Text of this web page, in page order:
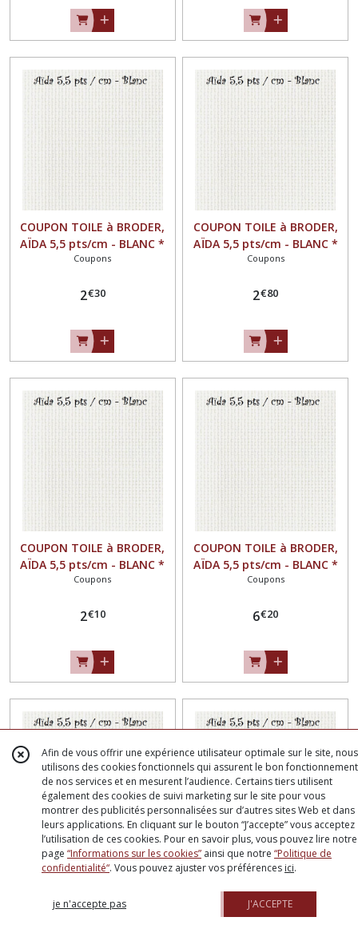
COUPON TOILE à BRODER,
AÏDA 5,5 pts/cm - BLANC *
31 x 41 cm *
Coupons
2€30
COUPON TOILE à BRODER,
AÏDA 5,5 pts/cm - BLANC *
27 x 55 cm *
Coupons
2€80
COUPON TOILE à BRODER,
AÏDA 5,5 pts/cm - BLANC *
28 x 40 cm *
Coupons
2€10
COUPON TOILE à BRODER,
AÏDA 5,5 pts/cm - BLANC *
58 x 59 cm *
Coupons
6€20
COUPON TOILE à BRODER,
38 x 40 cm *
Coupons
COUPON TOILE à BRODER,
56 x 75 cm *
Coupons
Afin de vous offrir une expérience utilisateur optimale sur le site, nous
utilisons des cookies fonctionnels qui assurent le bon fonctionnement
de nos services et en mesurent l’audience. Certains tiers utilisent
également des cookies de suivi marketing sur le site pour vous
montrer des publicités personnalisées sur d’autres sites Web et dans
leurs applications. En cliquant sur le bouton “J’accepte” vous acceptez
l’utilisation de ces cookies. Pour en savoir plus, vous pouvez lire notre
page “Informations sur les cookies” ainsi que notre “Politique de
confidentialité“. Vous pouvez ajuster vos préférences ici.
je n'accepte pas J'ACCEPTE